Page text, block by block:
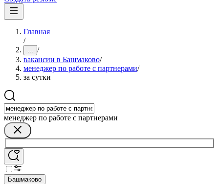
Главная
/
... /
вакансии в Башмаково/
менеджер по работе с партнерами/
за сутки
менеджер по работе с партнерами
Башмаково